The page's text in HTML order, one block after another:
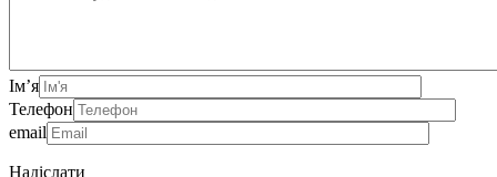
Ім’я
Телефон
email
Надіслати